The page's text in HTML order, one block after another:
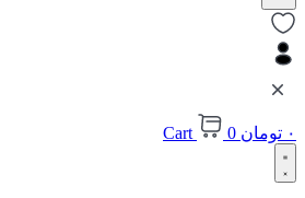
۰ تومان 0
Cart